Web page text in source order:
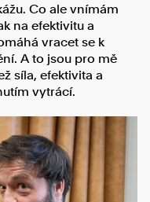
Co ale vnímám
na efektivitu a
vracet se k
A to jsou pro mě
síla, efektivita a
vytrácí.